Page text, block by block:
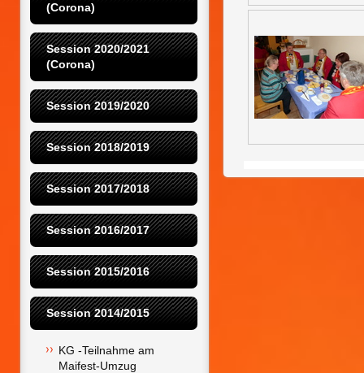
(Corona)
Session 2020/2021
(Corona)
Session 2019/2020
Session 2018/2019
Session 2017/2018
Session 2016/2017
Session 2015/2016
Session 2014/2015
KG -Teilnahme am
Maifest-Umzug